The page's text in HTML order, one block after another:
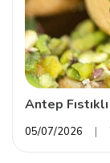
Antep
05/07/2026